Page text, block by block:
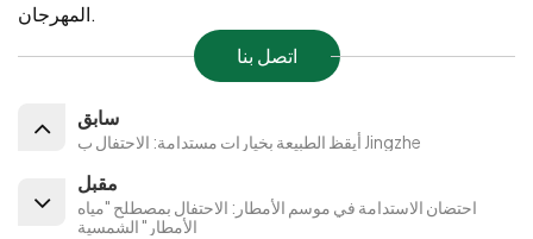
المهرجان.
اتصل بنا
سابق
أيقظ الطبيعة بخيارات مستدامة: الاحتفال ب Jingzhe
مقبل
احتضان الاستدامة في موسم الأمطار: الاحتفال بمصطلح "مياه
الأمطار" الشمسية